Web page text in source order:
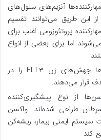
آنزیم‌های سلول‌های
این طریق می‌توانند تقسیم
پروتئوزومی اغلب برای
اما برای بعضی از انواع
: این داروها جهش‌های ژن FLT۳ را در
قرار می‌دهند.
از نوع پیشگیری‌کننده
طراحی شده‌اند. واکسن
ایمنی بیمار، ریشه‌کن
کند